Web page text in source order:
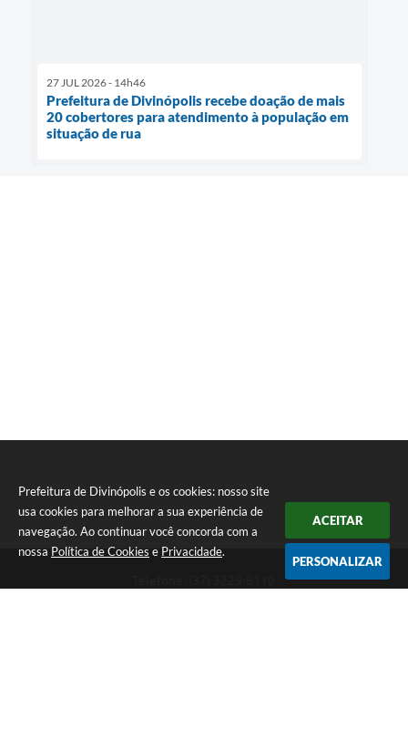
Prefeitura de Divinópolis e os cookies: nosso site
usa cookies para melhorar a sua experiência de
navegação. Ao continuar você concorda com a
nossa Política de Cookies e Privacidade.
ACEITAR
PERSONALIZAR
27 JUL 2026 - 14h46
Prefeitura de Divinópolis recebe doação de mais
20 cobertores para atendimento à população em
situação de rua